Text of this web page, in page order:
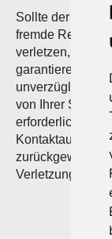
Sollte der Inhalt
fremde Rechte
verletzen,
garantieren,
unverzüglich
von Ihrer Seite
erforderlich ist.
zurückgewiesen
Verletzung